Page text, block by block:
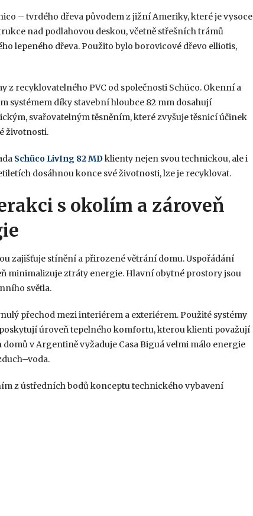
– tvrdého dřeva původem z jižní Ameriky, které je vysoce
nad podlahovou deskou, včetně střešních trámů
lepeného dřeva. Použito bylo borovicové dřevo elliotis,
recyklovatelného PVC od společnosti Schüco. Okenní a
systémem díky stavební hloubce 82 mm dosahují
svařovatelným těsněním, které zvyšuje těsnicí účinek
životnosti.
Schüco LivIng 82 MDklienty nejen svou technickou, ale i
dosáhnou konce své životnosti, lze je recyklovat.
s okolím a zároveň
zajišťuje stínění a přirozené větrání domu. Uspořádání
minimalizuje ztráty energie. Hlavní obytné prostory jsou
světla.
přechod mezi interiérem a exteriérem. Použité systémy
úroveň tepelného komfortu, kterou klienti považují
v Argentině vyžaduje Casa Biguá velmi málo energie
z ústředních bodů konceptu technického vybavení